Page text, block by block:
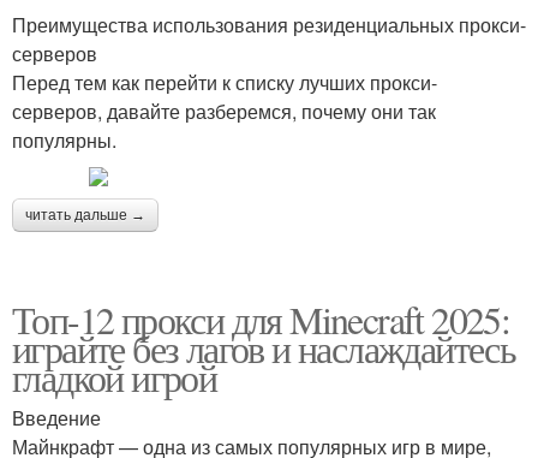
Преимущества использования резиденциальных прокси-
серверов
Перед тем как перейти к списку лучших прокси-
серверов, давайте разберемся, почему они так
популярны.
читать дальше →
Топ-12 прокси для Minecraft 2025:
играйте без лагов и наслаждайтесь
гладкой игрой
Введение
Майнкрафт — одна из самых популярных игр в мире,